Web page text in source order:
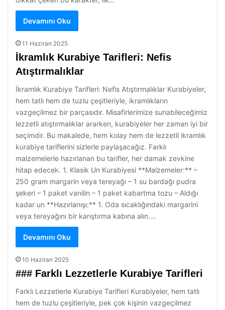
Devamını Oku
11 Haziran 2025
İkramlık Kurabiye Tarifleri: Nefis
Atıştırmalıklar
İkramlık Kurabiye Tarifleri: Nefis Atıştırmalıklar Kurabiyeler,
hem tatlı hem de tuzlu çeşitleriyle, ikramlıkların
vazgeçilmez bir parçasıdır. Misafirlerimize sunabileceğimiz
lezzetli atıştırmalıklar ararken, kurabiyeler her zaman iyi bir
seçimdir. Bu makalede, hem kolay hem de lezzetli ikramlık
kurabiye tariflerini sizlerle paylaşacağız. Farklı
malzemelerle hazırlanan bu tarifler, her damak zevkine
hitap edecek. 1. Klasik Un Kurabiyesi **Malzemeler:** –
250 gram margarin veya tereyağı – 1 su bardağı pudra
şekeri – 1 paket vanilin – 1 paket kabartma tozu – Aldığı
kadar un **Hazırlanışı:** 1. Oda sıcaklığındaki margarini
veya tereyağını bir karıştırma kabına alın.…
Devamını Oku
10 Haziran 2025
### Farklı Lezzetlerle Kurabiye Tarifleri
Farklı Lezzetlerle Kurabiye Tarifleri Kurabiyeler, hem tatlı
hem de tuzlu çeşitleriyle, pek çok kişinin vazgeçilmez